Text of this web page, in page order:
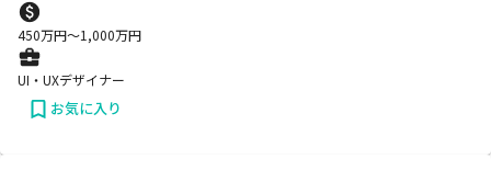
450万円〜1,000万円
UI・UXデザイナー
お気に入り